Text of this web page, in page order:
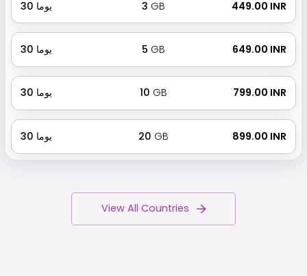
30 يوما 3 GB ₹ 449.00 INR
30 يوما 5 GB ₹ 649.00 INR
30 يوما 10 GB ₹ 799.00 INR
30 يوما 20 GB ₹ 899.00 INR
View All Countries